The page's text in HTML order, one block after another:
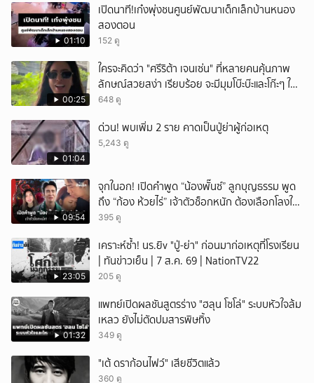
01:10
เปิดนาที!เก๋งพุ่งชนศูนย์พัฒนาเด็กเล็กบ้านหนอง
สองตอน
152 ดู
00:25
ใครจะคิดว่า "ศรีริต้า เจนเซ่น" ที่หลายคนคุ้นภาพ
ลักษณ์สวยสง่า เรียบร้อย จะมีมุมโบ๊ะบ๊ะและโก๊ะๆ ให้
ได้อมยิ้มเหมือนกัน งานนี้ทำเอาแฟนๆ ทั้งเอ็นดูทั้ง
648 ดู
01:04
ด่วน! พบเพิ่ม 2 ราย คาดเป็นปู่ย่าผู้ก่อเหตุ
5,243 ดู
09:54
จุกในอก! เปิดคำพูด “น้องพั๊นซ์” ลูกบุญธรรม พูด
ถึง “ก้อง ห้วยไร่” เจ้าตัวช็อกหนัก ต้องเลือกโลงให้
ลูก!
395 ดู
23:05
เคราะห์ซ้ำ! นร.ยิv "ปู่-ย่า" ก่อนมาก่อเหตุที่โรงเรียน
| ทันข่าวเย็น | 7 ส.ค. 69 | NationTV22
205 ดู
01:32
แพทย์เปิดผลชันสูตรร่าง "ฮลุน โซโล่" ระบบหัวใจล้ม
เหลว ยังไม่ตัดปมสารพิษทิ้ง
349 ดู
"เต้ ดราก้อนไฟว์" เสียชีวิตแล้ว
360 ดู